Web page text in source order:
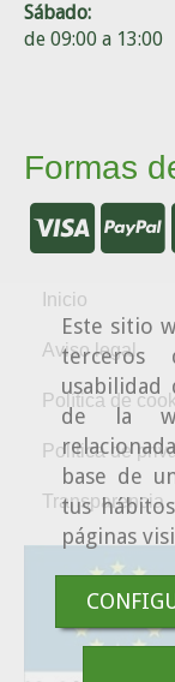
Este sitio
terceros
usabilidad
de la
base de
tus
páginas
Sábado:
de 09:00 a 13:00
Formas
Inicio
Aviso legal
Política de
Política de
Transparencia